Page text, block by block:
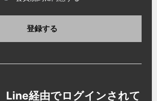
登録する
Line経由でログインされて